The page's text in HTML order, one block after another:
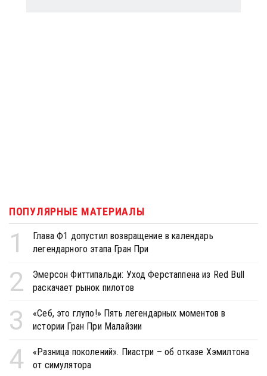
ПОПУЛЯРНЫЕ МАТЕРИАЛЫ
1
Глава Ф1 допустил возвращение в календарь
легендарного этапа Гран При
2
Эмерсон Фиттипальди: Уход Ферстаппена из Red Bull
раскачает рынок пилотов
3
«Себ, это глупо!» Пять легендарных моментов в
истории Гран При Малайзии
4
«Разница поколений». Пиастри – об отказе Хэмилтона
от симулятора